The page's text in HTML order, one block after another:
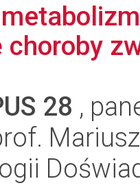
choroby
28 ,